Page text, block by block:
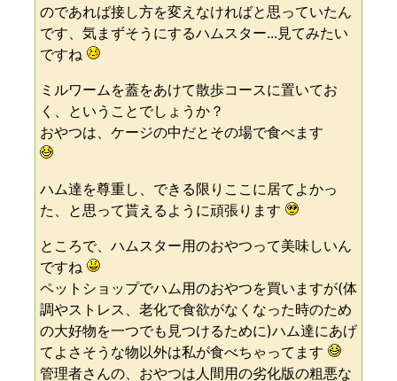
のであれば接し方を変えなければと思っていたん
です、気まずそうにするハムスター...見てみたい
ですね
ミルワームを蓋をあけて散歩コースに置いてお
く、ということでしょうか？
おやつは、ケージの中だとその場で食べます
ハム達を尊重し、できる限りここに居てよかっ
た、と思って貰えるように頑張ります
ところで、ハムスター用のおやつって美味しいん
ですね
ペットショップでハム用のおやつを買いますが(体
調やストレス、老化で食欲がなくなった時のため
の大好物を一つでも見つけるために)ハム達にあげ
てよさそうな物以外は私が食べちゃってます
管理者さんの、おやつは人間用の劣化版の粗悪な